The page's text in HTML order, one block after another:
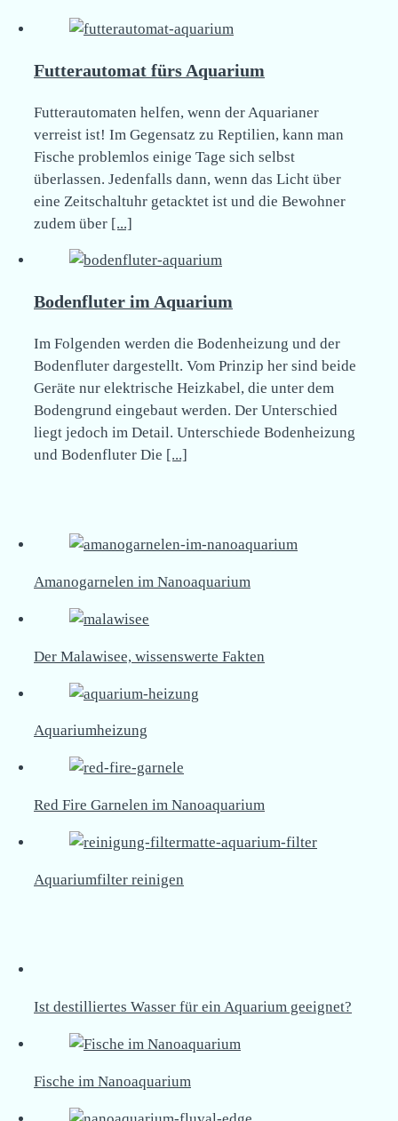
Futterautomat fürs Aquarium
Futterautomaten helfen, wenn der Aquarianer
verreist ist! Im Gegensatz zu Reptilien, kann man
Fische problemlos einige Tage sich selbst
überlassen. Jedenfalls dann, wenn das Licht über
eine Zeitschaltuhr getacktet ist und die Bewohner
zudem über [...]
Bodenfluter im Aquarium
Im Folgenden werden die Bodenheizung und der
Bodenfluter dargestellt. Vom Prinzip her sind beide
Geräte nur elektrische Heizkabel, die unter dem
Bodengrund eingebaut werden. Der Unterschied
liegt jedoch im Detail. Unterschiede Bodenheizung
und Bodenfluter Die [...]
Amanogarnelen im Nanoaquarium
Der Malawisee, wissenswerte Fakten
Aquariumheizung
Red Fire Garnelen im Nanoaquarium
Aquariumfilter reinigen
Ist destilliertes Wasser für ein Aquarium geeignet?
Fische im Nanoaquarium